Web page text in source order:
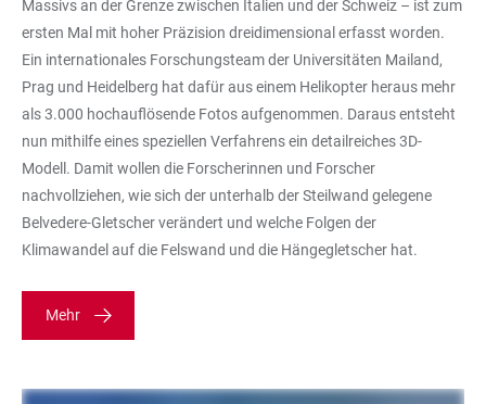
Massivs an der Grenze zwischen Italien und der Schweiz – ist zum
ersten Mal mit hoher Präzision dreidimensional erfasst worden.
Ein internationales Forschungsteam der Universitäten Mailand,
Prag und Heidelberg hat dafür aus einem Helikopter heraus mehr
als 3.000 hochauflösende Fotos aufgenommen. Daraus entsteht
nun mithilfe eines speziellen Verfahrens ein detailreiches 3D-
Modell. Damit wollen die Forscherinnen und Forscher
nachvollziehen, wie sich der unterhalb der Steilwand gelegene
Belvedere-Gletscher verändert und welche Folgen der
Klimawandel auf die Felswand und die Hängegletscher hat.
Mehr